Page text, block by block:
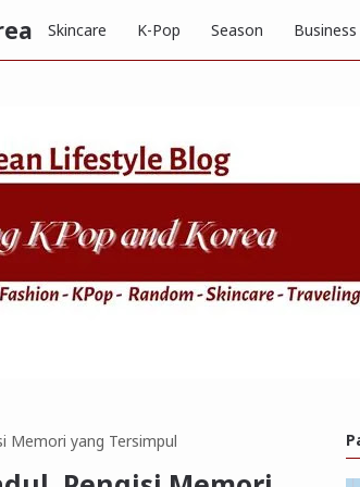
Skincare K-Pop Season Business
Memori yang Tersimpul